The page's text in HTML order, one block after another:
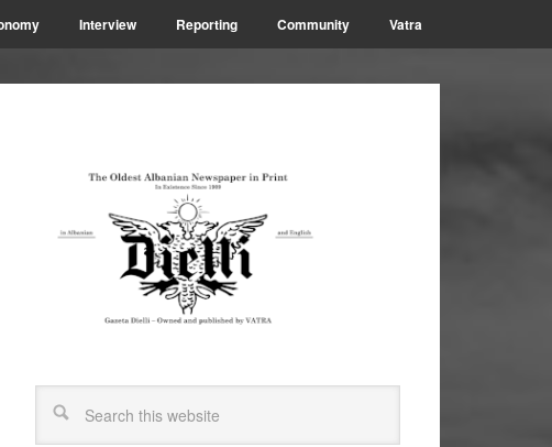
Interview Reporting Community Vatra